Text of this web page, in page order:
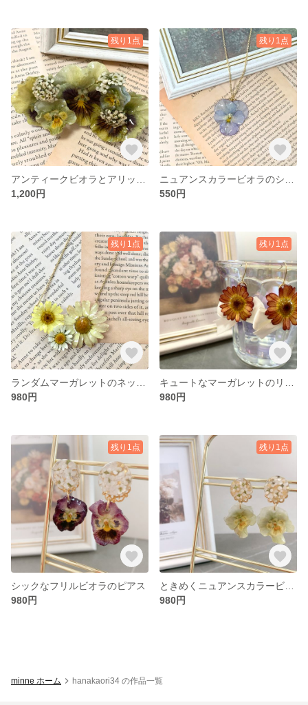
残り1点
1,200円
残り1点
550円
残り1点
980円
残り1点
980円
残り1点
シックなフリルビオラのピアス
980円
残り1点
980円
minne ホーム hanakaori34 の作品一覧